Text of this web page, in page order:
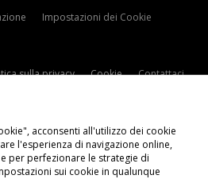
Impostazioni dei Cookie
sulla privacy Cookie
Contattaci
acconsenti all'utilizzo dei cookie
l'esperienza di navigazione online,
per perfezionare le strategie di
sui cookie in qualunque